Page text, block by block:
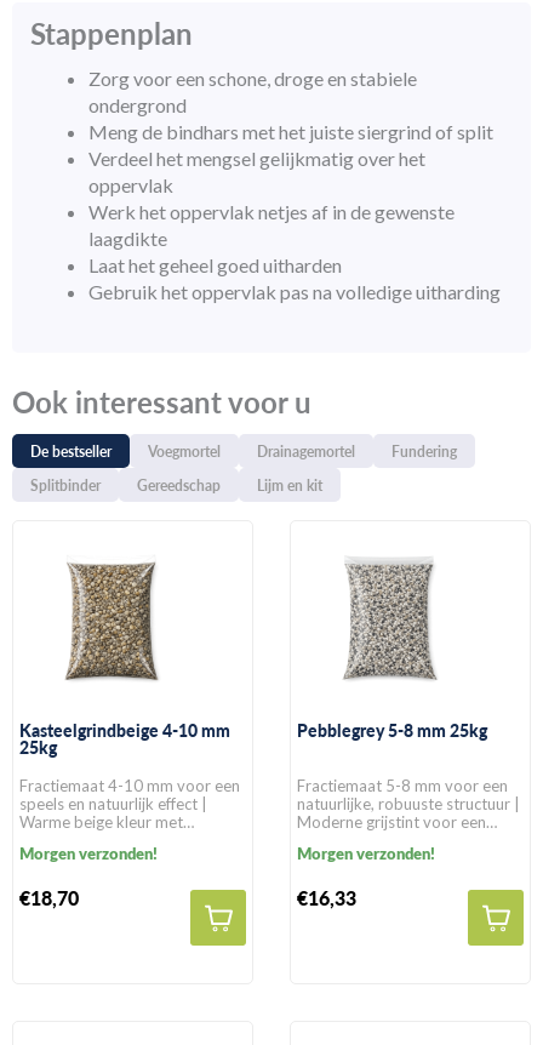
Stappenplan
Zorg voor een schone, droge en stabiele
ondergrond
Meng de bindhars met het juiste siergrind of split
Verdeel het mengsel gelijkmatig over het
oppervlak
Werk het oppervlak netjes af in de gewenste
laagdikte
Laat het geheel goed uitharden
Gebruik het oppervlak pas na volledige uitharding
Ook interessant voor u
De bestseller Voegmortel Drainagemortel
Fundering
Splitbinder
Gereedschap Lijm en kit
Kasteelgrindbeige 4-10 mm
25kg
Fractiemaat 4-10 mm voor een
speels en natuurlijk effect |
Warme beige kleur met
belaste toepassingen mengen
Morgen verzonden!
€18,70
Pebblegrey 5-8 mm 25kg
Fractiemaat 5-8 mm voor een
natuurlijke, robuuste structuur |
Moderne grijstint voor een
belaste toepassingen mengen
Morgen verzonden!
€16,33